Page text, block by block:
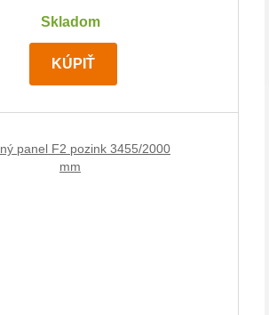
Skladom
KÚPIŤ
panel F2 pozink 3455/2000
mm